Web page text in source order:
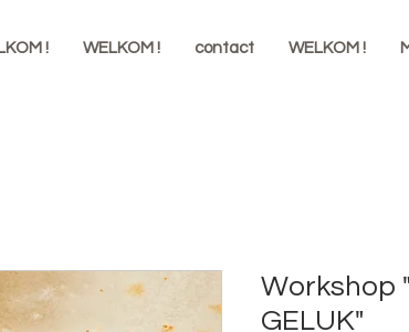
! WELKOM ! contact WELKOM !
Workshop
GELUK"